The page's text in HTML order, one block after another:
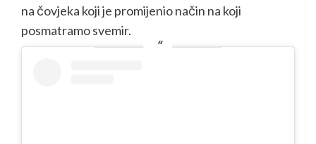
na čovjeka koji je promijenio način na koji
posmatramo svemir.